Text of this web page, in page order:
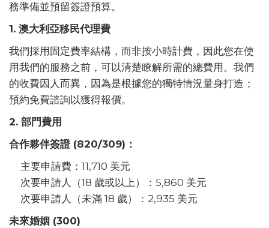
務準備並預留簽證預算。
1. 澳大利亞移民代理費
我們採用固定費率結構，而非按小時計費，因此您在使
用我們的服務之前，可以清楚瞭解所需的總費用。我們
的收費因人而異，因為是根據您的獨特情況量身打造；
預約免費諮詢以獲得報價。
2. 部門費用
合作夥伴簽證 (820/309)：
主要申請費：11,710 美元
次要申請人（18 歲或以上）：5,860 美元
次要申請人（未滿 18 歲）：2,935 美元
未來婚姻 (300)